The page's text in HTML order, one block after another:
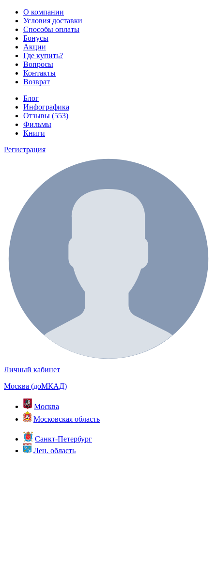
О компании
Условия доставки
Способы оплаты
Бонусы
Акции
Где купить?
Вопросы
Контакты
Возврат
Блог
Инфографика
Отзывы (553)
Фильмы
Книги
Регистрация
Личный кабинет
Москва (доМКАД)
Москва
Московская область
Санкт-Петербург
Лен. область